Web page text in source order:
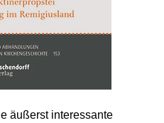
äußerst interessante